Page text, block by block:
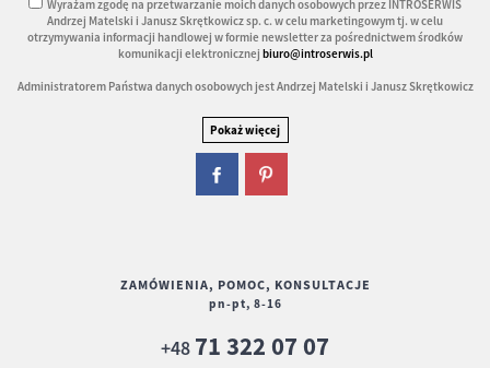
Wyrażam zgodę na przetwarzanie moich danych osobowych przez INTROSERWIS
Andrzej Matelski i Janusz Skrętkowicz sp. c. w celu marketingowym tj. w celu
otrzymywania informacji handlowej w formie newsletter za pośrednictwem środków
komunikacji elektronicznej biuro@introserwis.pl
Administratorem Państwa danych osobowych jest Andrzej Matelski i Janusz Skrętkowicz
ZAMÓWIENIA, POMOC, KONSULTACJE
pn-pt, 8-16
+48 71 322 07 07